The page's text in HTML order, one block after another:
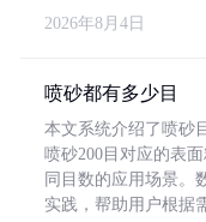
2026年8月4日
喷砂都有多少目
本文系统介绍了喷砂
喷砂200目对应的表
同目数的应用场景。
实践，帮助用户根据